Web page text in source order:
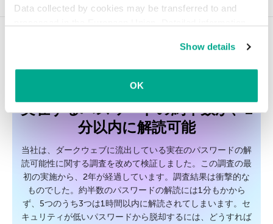
Data collected by cookies may be transferred to and
Show details
OK
ヒント
実在するパスワードの約半数が、1
分以内に解読可能
当社は、ダークウェブに流出している実在のパスワードの解
読可能性に関する調査を改めて検証しました。この調査の最
初の実施から、2年が経過しています。調査結果は衝撃的な
ものでした。約半数のパスワードの解読には1分もかから
ず、5つのうち3つは1時間以内に解読されてしまいます。セ
キュリティが低いパスワードから脱却するには、どうすれば